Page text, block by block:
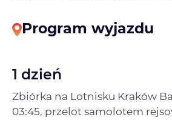
Program wyjazdu
1 dzień
Zbiórka na Lotnisku Kraków
03:45, przelot samolotem